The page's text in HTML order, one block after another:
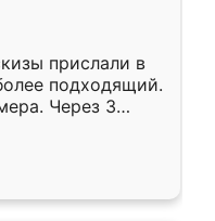
прислали в
подходящий.
Через 3
Остались
Ренессанс